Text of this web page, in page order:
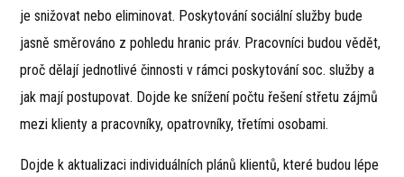
je snižovat nebo eliminovat. Poskytování sociální služby bude
jasně směrováno z pohledu hranic práv. Pracovníci budou vědět,
proč dělají jednotlivé činnosti v rámci poskytování soc. služby a
jak mají postupovat. Dojde ke snížení počtu řešení střetu zájmů
mezi klienty a pracovníky, opatrovníky, třetími osobami.
Dojde k aktualizaci individuálních plánů klientů, které budou lépe